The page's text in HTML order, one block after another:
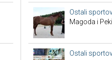
Ostali
Magoda i
Ostali